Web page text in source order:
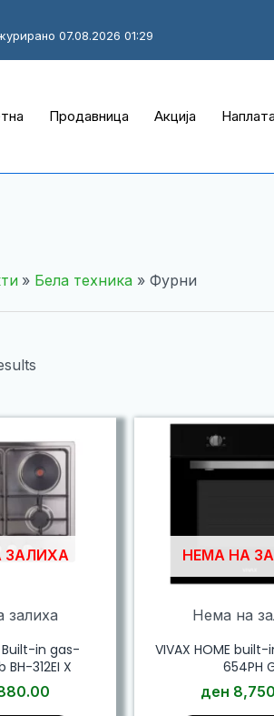
07.08.2026 01:29
Продавница Акција Наплата
Бела техника Фурни
to
high
ЗАЛИХА
залиха
Built-in gas-
312EI X
НЕМА НА
Нема на
VIVAX HOME
654PH
ден